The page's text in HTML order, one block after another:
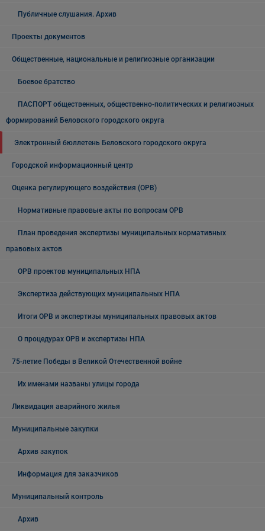
Публичные слушания. Архив
Проекты документов
Общественные, национальные и религиозные организации
Боевое братство
ПАСПОРТ общественных, общественно-политических и религиозных
формирований Беловского городского округа
Электронный бюллетень Беловского городского округа
Городской информационный центр
Оценка регулирующего воздействия (ОРВ)
Нормативные правовые акты по вопросам ОРВ
План проведения экспертизы муниципальных нормативных
правовых актов
ОРВ проектов муниципальных НПА
Экспертиза действующих муниципальных НПА
Итоги ОРВ и экспертизы муниципальных правовых актов
О процедурах ОРВ и экспертизы НПА
75-летие Победы в Великой Отечественной войне
Их именами названы улицы города
Ликвидация аварийного жилья
Муниципальные закупки
Архив закупок
Информация для заказчиков
Муниципальный контроль
Архив